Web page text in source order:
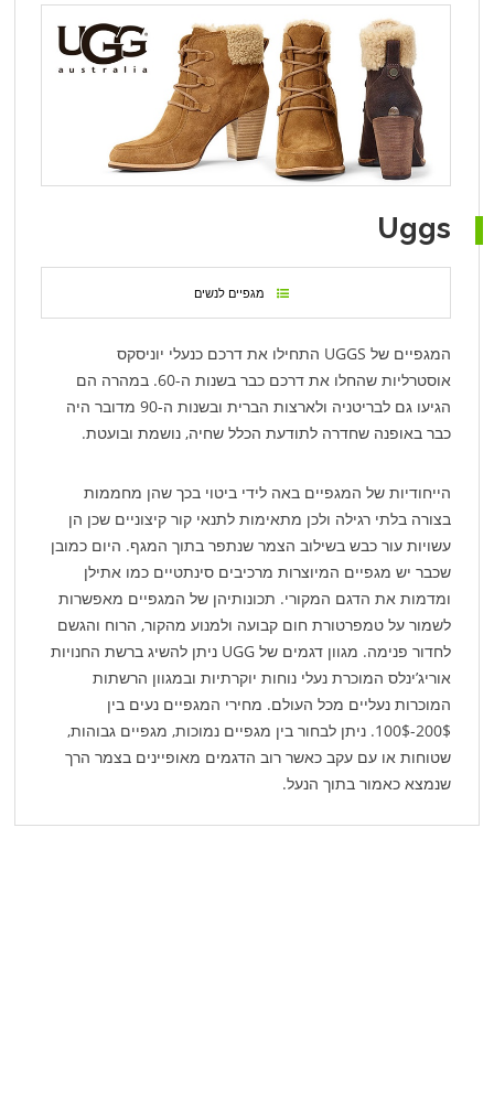
Uggs
מגפיים לנשים
המגפיים של UGGS התחילו את דרכם כנעלי יוניסקס
אוסטרליות שהחלו את דרכם כבר בשנות ה-60. במהרה הם
הגיעו גם לבריטניה ולארצות הברית ובשנות ה-90 מדובר היה
כבר באופנה שחדרה לתודעת הכלל שחיה, נושמת ובועטת.
הייחודיות של המגפיים באה לידי ביטוי בכך שהן מחממות
בצורה בלתי רגילה ולכן מתאימות לתנאי קור קיצוניים שכן הן
עשויות עור כבש בשילוב הצמר שנתפר בתוך המגף. היום כמובן
שכבר יש מגפיים המיוצרות מרכיבים סינתטיים כמו אתילן
ומדמות את הדגם המקורי. תכונותיהן של המגפיים מאפשרות
לשמור על טמפרטורת חום קבועה ולמנוע מהקור, הרוח והגשם
לחדור פנימה. מגוון דגמים של UGG ניתן להשיג ברשת החנויות
אוריג’ינלס המוכרת נעלי נוחות יוקרתיות ובמגוון הרשתות
המוכרות נעליים מכל העולם. מחירי המגפיים נעים בין
200$-100$. ניתן לבחור בין מגפיים נמוכות, מגפיים גבוהות,
שטוחות או עם עקב כאשר רוב הדגמים מאופיינים בצמר הרך
שנמצא כאמור בתוך הנעל.